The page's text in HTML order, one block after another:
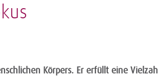
Körpers. Er erfüllt eine